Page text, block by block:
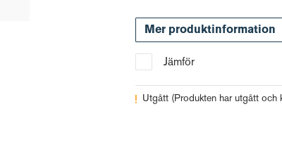
Mer produktinformation
Jämför
Utgått (Produkten har utgått och